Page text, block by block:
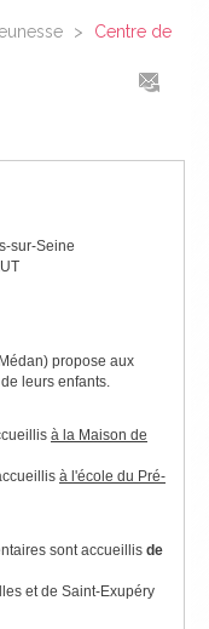
>
Centre de
sur-Seine
propose aux
leurs enfants.
à la Maison de
à l'école du Pré-
sont accueillis de
et de Saint-Exupéry